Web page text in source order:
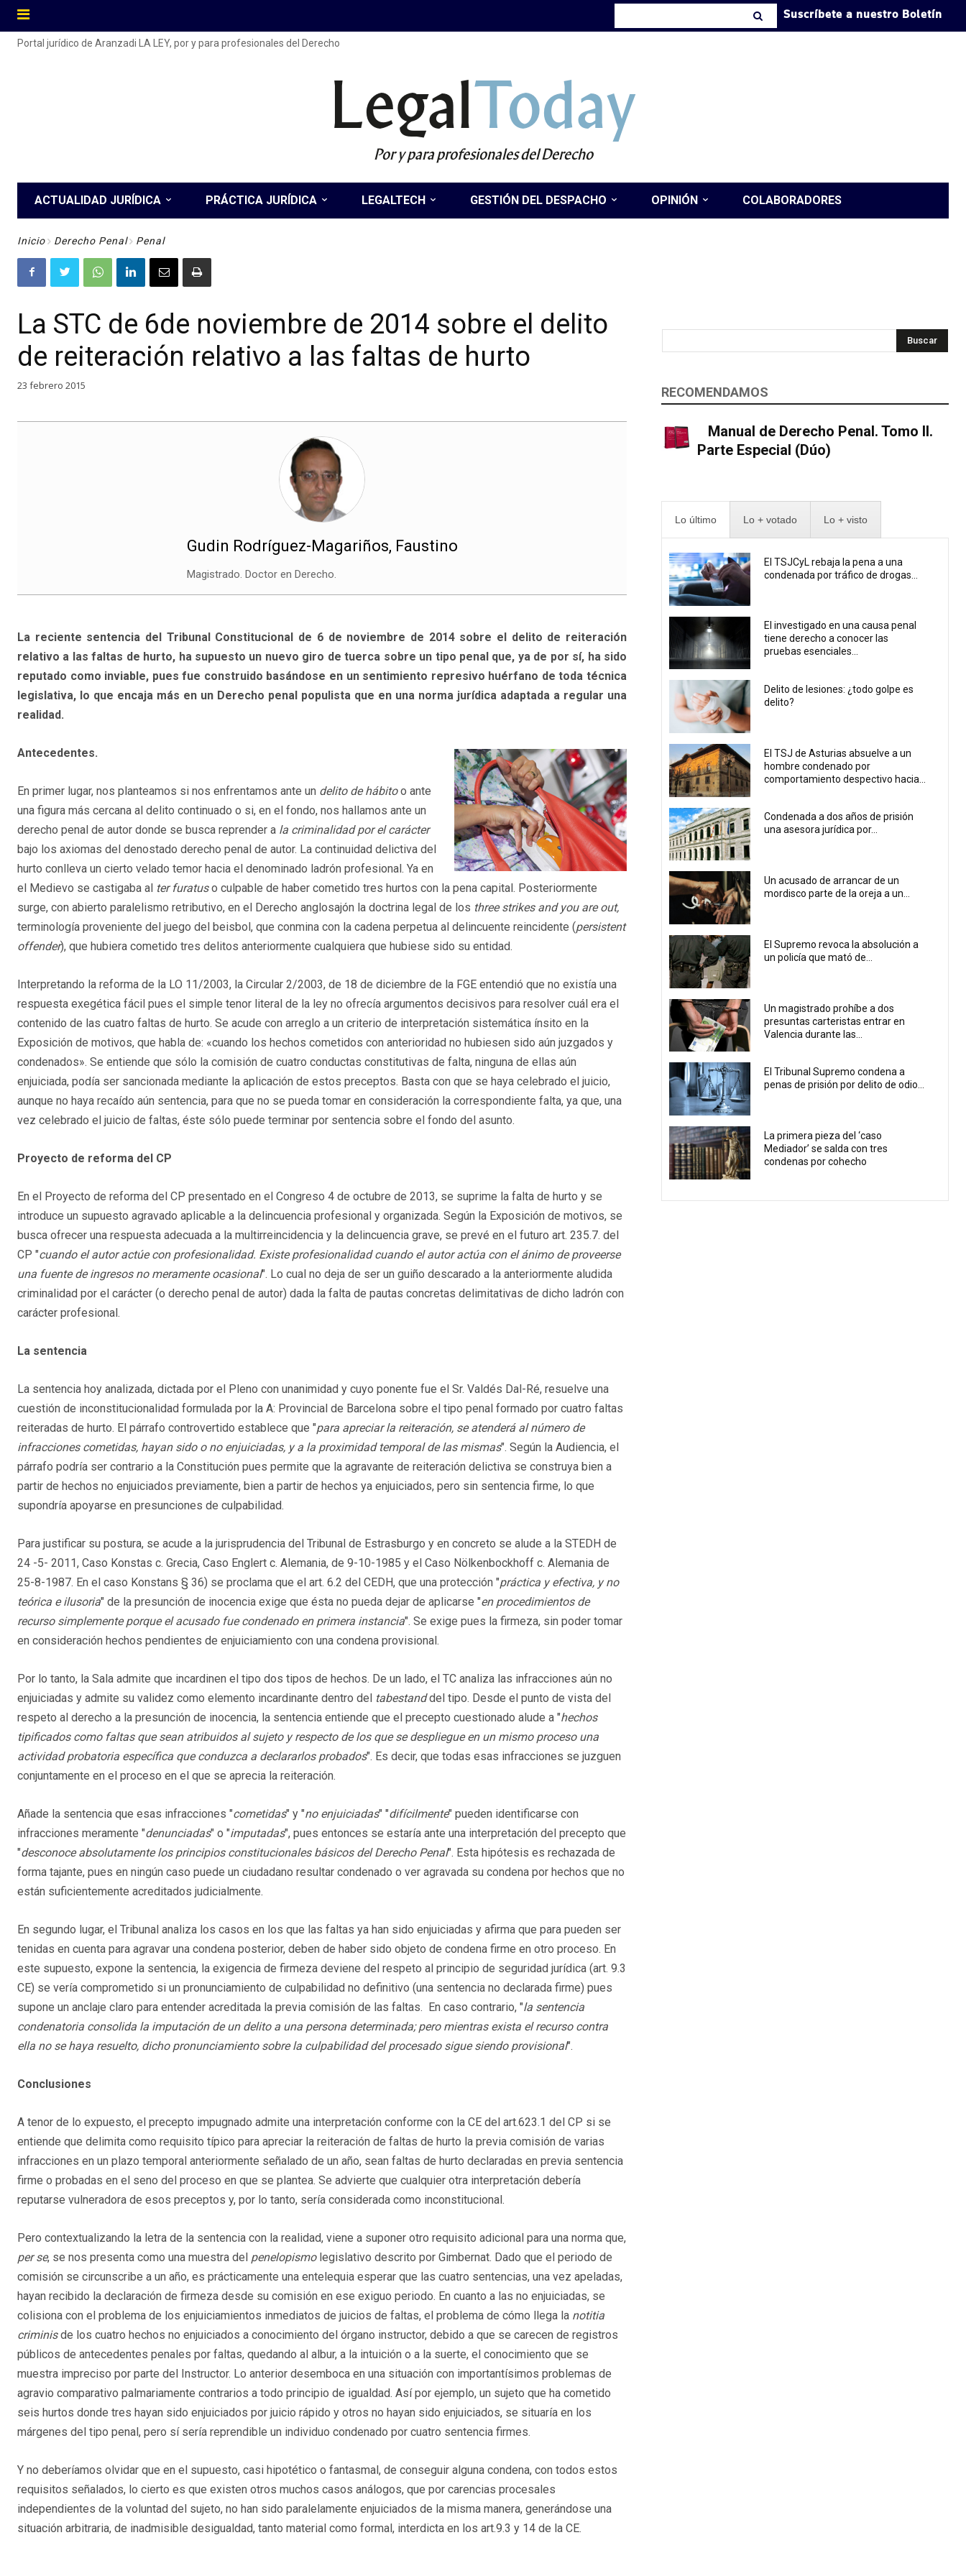
Suscríbete a nuestro Boletín
Portal jurídico de Aranzadi LA LEY, por y para profesionales del Derecho
LegalToday
Por y para profesionales del Derecho
ACTUALIDAD JURÍDICA PRÁCTICA JURÍDICA LEGALTECH GESTIÓN DEL DESPACHO OPINIÓN COLABORADORES
Inicio Derecho Penal Penal
La STC de 6de noviembre de 2014 sobre el delito
de reiteración relativo a las faltas de hurto
23 febrero 2015
Gudin Rodríguez-Magariños, Faustino
Magistrado. Doctor en Derecho.
La reciente sentencia del Tribunal Constitucional de 6 de noviembre de 2014 sobre el delito de reiteración
relativo a las faltas de hurto, ha supuesto un nuevo giro de tuerca sobre un tipo penal que, ya de por sí, ha sido
reputado como inviable, pues fue construido basándose en un sentimiento represivo huérfano de toda técnica
legislativa, lo que encaja más en un Derecho penal populista que en una norma jurídica adaptada a regular una
realidad.
Antecedentes.
En primer lugar, nos planteamos si nos enfrentamos ante un delito de hábitoo ante
una figura más cercana al delito continuado o si, en el fondo, nos hallamos ante un
derecho penal de autor donde se busca reprender a la criminalidad por el carácter
bajo los axiomas del denostado derecho penal de autor. La continuidad delictiva del
hurto conlleva un cierto velado temor hacia el denominado ladrón profesional. Ya en
el Medievo se castigaba al ter furatuso culpable de haber cometido tres hurtos con la pena capital. Posteriormente
surge, con abierto paralelismo retributivo, en el Derecho anglosajón la doctrina legal de los three strikes and you are out,
terminología proveniente del juego del beisbol, que conmina con la cadena perpetua al delincuente reincidente (persistent
offender), que hubiera cometido tres delitos anteriormente cualquiera que hubiese sido su entidad.
Interpretando la reforma de la LO 11/2003, la Circular 2/2003, de 18 de diciembre de la FGE entendió que no existía una
respuesta exegética fácil pues el simple tenor literal de la ley no ofrecía argumentos decisivos para resolver cuál era el
contenido de las cuatro faltas de hurto. Se acude con arreglo a un criterio de interpretación sistemática ínsito en la
Exposición de motivos, que habla de: «cuando los hechos cometidos con anterioridad no hubiesen sido aún juzgados y
condenados». Se entiende que sólo la comisión de cuatro conductas constitutivas de falta, ninguna de ellas aún
enjuiciada, podía ser sancionada mediante la aplicación de estos preceptos. Basta con que se haya celebrado el juicio,
aunque no haya recaído aún sentencia, para que no se pueda tomar en consideración la correspondiente falta, ya que, una
vez celebrado el juicio de faltas, éste sólo puede terminar por sentencia sobre el fondo del asunto.
Proyecto de reforma del CP
En el Proyecto de reforma del CP presentado en el Congreso 4 de octubre de 2013, se suprime la falta de hurto y se
introduce un supuesto agravado aplicable a la delincuencia profesional y organizada. Según la Exposición de motivos, se
busca ofrecer una respuesta adecuada a la multirreincidencia y la delincuencia grave, se prevé en el futuro art. 235.7. del
CP "cuando el autor actúe con profesionalidad. Existe profesionalidad cuando el autor actúa con el ánimo de proveerse
una fuente de ingresos no meramente ocasional". Lo cual no deja de ser un guiño descarado a la anteriormente aludida
criminalidad por el carácter (o derecho penal de autor) dada la falta de pautas concretas delimitativas de dicho ladrón con
carácter profesional.
La sentencia
La sentencia hoy analizada, dictada por el Pleno con unanimidad y cuyo ponente fue el Sr. Valdés Dal-Ré, resuelve una
cuestión de inconstitucionalidad formulada por la A: Provincial de Barcelona sobre el tipo penal formado por cuatro faltas
reiteradas de hurto. El párrafo controvertido establece que "para apreciar la reiteración, se atenderá al número de
infracciones cometidas, hayan sido o no enjuiciadas, y a la proximidad temporal de las mismas". Según la Audiencia, el
párrafo podría ser contrario a la Constitución pues permite que la agravante de reiteración delictiva se construya bien a
partir de hechos no enjuiciados previamente, bien a partir de hechos ya enjuiciados, pero sin sentencia firme, lo que
supondría apoyarse en presunciones de culpabilidad.
Para justificar su postura, se acude a la jurisprudencia del Tribunal de Estrasburgo y en concreto se alude a la STEDH de
24 -5- 2011, Caso Konstas c. Grecia, Caso Englert c. Alemania, de 9-10-1985 y el Caso Nölkenbockhoff c. Alemania de
25-8-1987. En el caso Konstans § 36) se proclama que el art. 6.2 del CEDH, que una protección "práctica y efectiva, y no
teórica e ilusoria" de la presunción de inocencia exige que ésta no pueda dejar de aplicarse "en procedimientos de
recurso simplemente porque el acusado fue condenado en primera instancia". Se exige pues la firmeza, sin poder tomar
en consideración hechos pendientes de enjuiciamiento con una condena provisional.
Por lo tanto, la Sala admite que incardinen el tipo dos tipos de hechos. De un lado, el TC analiza las infracciones aún no
enjuiciadas y admite su validez como elemento incardinante dentro del tabestanddel tipo. Desde el punto de vista del
respeto al derecho a la presunción de inocencia, la sentencia entiende que el precepto cuestionado alude a "hechos
tipificados como faltas que sean atribuidos al sujeto y respecto de los que se despliegue en un mismo proceso una
actividad probatoria específica que conduzca a declararlos probados". Es decir, que todas esas infracciones se juzguen
conjuntamente en el proceso en el que se aprecia la reiteración.
Añade la sentencia que esas infracciones "cometidas" y "no enjuiciadas" "difícilmente" pueden identificarse con
infracciones meramente "denunciadas" o "imputadas", pues entonces se estaría ante una interpretación del precepto que
"desconoce absolutamente los principios constitucionales básicos del Derecho Penal". Esta hipótesis es rechazada de
forma tajante, pues en ningún caso puede un ciudadano resultar condenado o ver agravada su condena por hechos que no
están suficientemente acreditados judicialmente.
En segundo lugar, el Tribunal analiza los casos en los que las faltas ya han sido enjuiciadas y afirma que para pueden ser
tenidas en cuenta para agravar una condena posterior, deben de haber sido objeto de condena firme en otro proceso. En
este supuesto, expone la sentencia, la exigencia de firmeza deviene del respeto al principio de seguridad jurídica (art. 9.3
CE) se vería comprometido si un pronunciamiento de culpabilidad no definitivo (una sentencia no declarada firme) pues
supone un anclaje claro para entender acreditada la previa comisión de las faltas. En caso contrario, "la sentencia
condenatoria consolida la imputación de un delito a una persona determinada; pero mientras exista el recurso contra
ella no se haya resuelto, dicho pronunciamiento sobre la culpabilidad del procesado sigue siendo provisional".
Conclusiones
A tenor de lo expuesto, el precepto impugnado admite una interpretación conforme con la CE del art.623.1 del CP si se
entiende que delimita como requisito típico para apreciar la reiteración de faltas de hurto la previa comisión de varias
infracciones en un plazo temporal anteriormente señalado de un año, sean faltas de hurto declaradas en previa sentencia
firme o probadas en el seno del proceso en que se plantea. Se advierte que cualquier otra interpretación debería
reputarse vulneradora de esos preceptos y, por lo tanto, sería considerada como inconstitucional.
Pero contextualizando la letra de la sentencia con la realidad, viene a suponer otro requisito adicional para una norma que,
per se, se nos presenta como una muestra del penelopismolegislativo descrito por Gimbernat. Dado que el periodo de
comisión se circunscribe a un año, es prácticamente una entelequia esperar que las cuatro sentencias, una vez apeladas,
hayan recibido la declaración de firmeza desde su comisión en ese exiguo periodo. En cuanto a las no enjuiciadas, se
colisiona con el problema de los enjuiciamientos inmediatos de juicios de faltas, el problema de cómo llega la notitia
criminisde los cuatro hechos no enjuiciados a conocimiento del órgano instructor, debido a que se carecen de registros
públicos de antecedentes penales por faltas, quedando al albur, a la intuición o a la suerte, el conocimiento que se
muestra impreciso por parte del Instructor. Lo anterior desemboca en una situación con importantísimos problemas de
agravio comparativo palmariamente contrarios a todo principio de igualdad. Así por ejemplo, un sujeto que ha cometido
seis hurtos donde tres hayan sido enjuiciados por juicio rápido y otros no hayan sido enjuiciados, se situaría en los
márgenes del tipo penal, pero sí sería reprendible un individuo condenado por cuatro sentencia firmes.
Y no deberíamos olvidar que en el supuesto, casi hipotético o fantasmal, de conseguir alguna condena, con todos estos
requisitos señalados, lo cierto es que existen otros muchos casos análogos, que por carencias procesales
independientes de la voluntad del sujeto, no han sido paralelamente enjuiciados de la misma manera, generándose una
situación arbitraria, de inadmisible desigualdad, tanto material como formal, interdicta en los art.9.3 y 14 de la CE.
Buscar
RECOMENDAMOS
Manual de Derecho Penal. Tomo II.
Parte Especial (Dúo)
Lo último Lo + votado Lo + visto
El TSJCyL rebaja la pena a una
condenada por tráfico de drogas...
El investigado en una causa penal
tiene derecho a conocer las
pruebas esenciales...
Delito de lesiones: ¿todo golpe es
delito?
El TSJ de Asturias absuelve a un
hombre condenado por
comportamiento despectivo hacia...
Condenada a dos años de prisión
una asesora jurídica por...
Un acusado de arrancar de un
mordisco parte de la oreja a un...
El Supremo revoca la absolución a
un policía que mató de...
Un magistrado prohíbe a dos
presuntas carteristas entrar en
Valencia durante las...
El Tribunal Supremo condena a
penas de prisión por delito de odio...
La primera pieza del ‘caso
Mediador’ se salda con tres
condenas por cohecho